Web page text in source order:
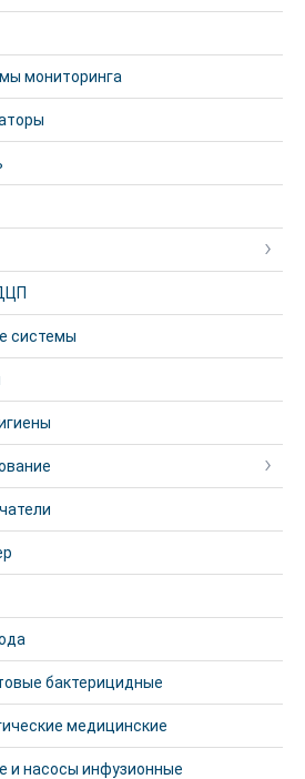
мониторинга
системы
бактерицидные
медицинские
и насосы инфузионные